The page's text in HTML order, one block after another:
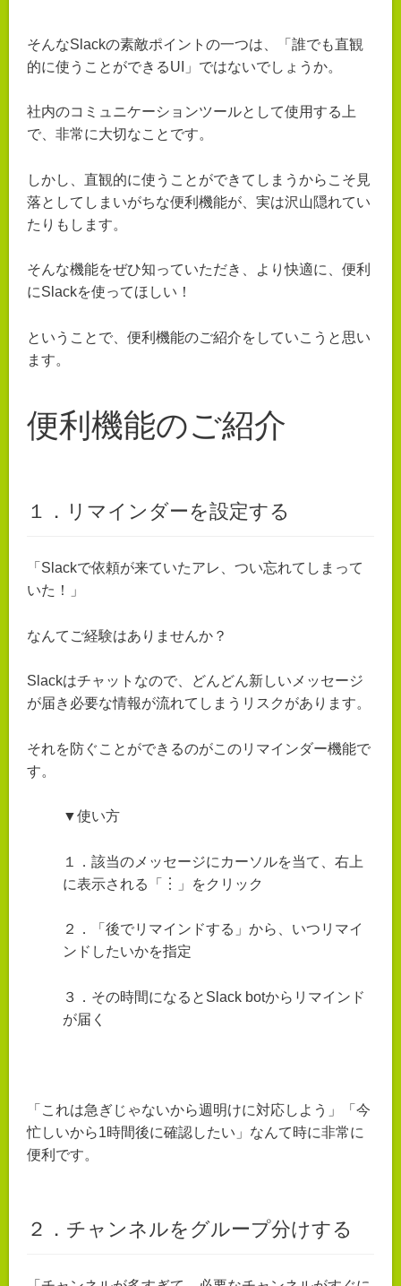
そんなSlackの素敵ポイントの一つは、「誰でも直観
的に使うことができるUI」ではないでしょうか。
社内のコミュニケーションツールとして使用する上
で、非常に大切なことです。
しかし、直観的に使うことができてしまうからこそ見
落としてしまいがちな便利機能が、実は沢山隠れてい
たりもします。
そんな機能をぜひ知っていただき、より快適に、便利
にSlackを使ってほしい！
ということで、便利機能のご紹介をしていこうと思い
ます。
便利機能のご紹介
１．リマインダーを設定する
「Slackで依頼が来ていたアレ、つい忘れてしまって
いた！」
なんてご経験はありませんか？
Slackはチャットなので、どんどん新しいメッセージ
が届き必要な情報が流れてしまうリスクがあります。
それを防ぐことができるのがこのリマインダー機能で
す。
▼使い方
１．該当のメッセージにカーソルを当て、右上
に表示される「︙」をクリック
２．「後でリマインドする」から、いつリマイ
ンドしたいかを指定
３．その時間になるとSlack botからリマインド
が届く
「これは急ぎじゃないから週明けに対応しよう」「今
忙しいから1時間後に確認したい」なんて時に非常に
便利です。
２．チャンネルをグループ分けする